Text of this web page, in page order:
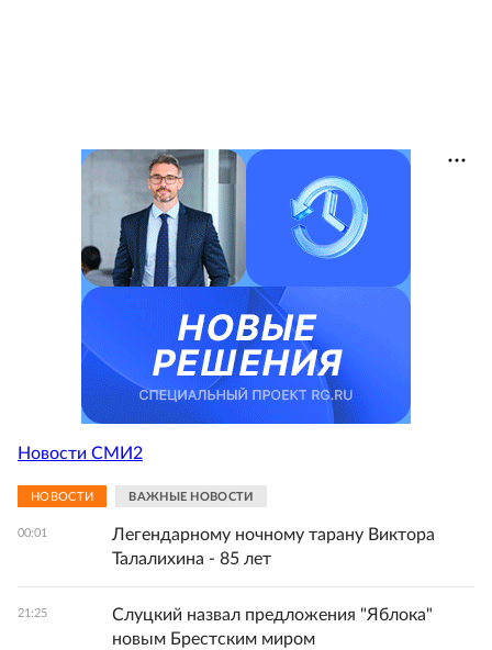
Новости СМИ2
НОВОСТИ ВАЖНЫЕ НОВОСТИ
00:01
Легендарному ночному тарану Виктора
Талалихина - 85 лет
21:25
Слуцкий назвал предложения "Яблока"
новым Брестским миром